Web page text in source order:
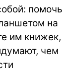
помочь
на
им книжек,
чем